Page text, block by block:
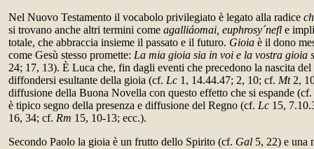
Nel Nuovo Testamento il vocabolo privilegiato è legato alla radice
si trovano anche altri termini come agalliáomai, euphrosy´nefl e
totale, che abbraccia insieme il passato e il futuro. Gioia è il dono
come Gesù stesso promette: La mia gioia sia in voi e la vostra gioia
24; 17, 13). È Luca che, fin dagli eventi che precedono la nascita
diffondersi esultante della gioia (cf. Lc 1, 14.44.47; 2, 10; cf. Mt2,
diffusione della Buona Novella con questo effetto che si espande (cf.
è tipico segno della presenza e diffusione del Regno (cf. Lc 15,
16, 34; cf. Rm 15, 10-13; ecc.).
Secondo Paolo la gioia è un frutto dello Spirito (cf. Gal 5, 22) e una